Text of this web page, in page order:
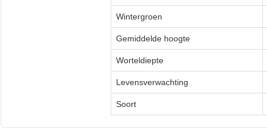
Wintergroen
Gemiddelde hoogte
Worteldiepte
Levensverwachting
Soort